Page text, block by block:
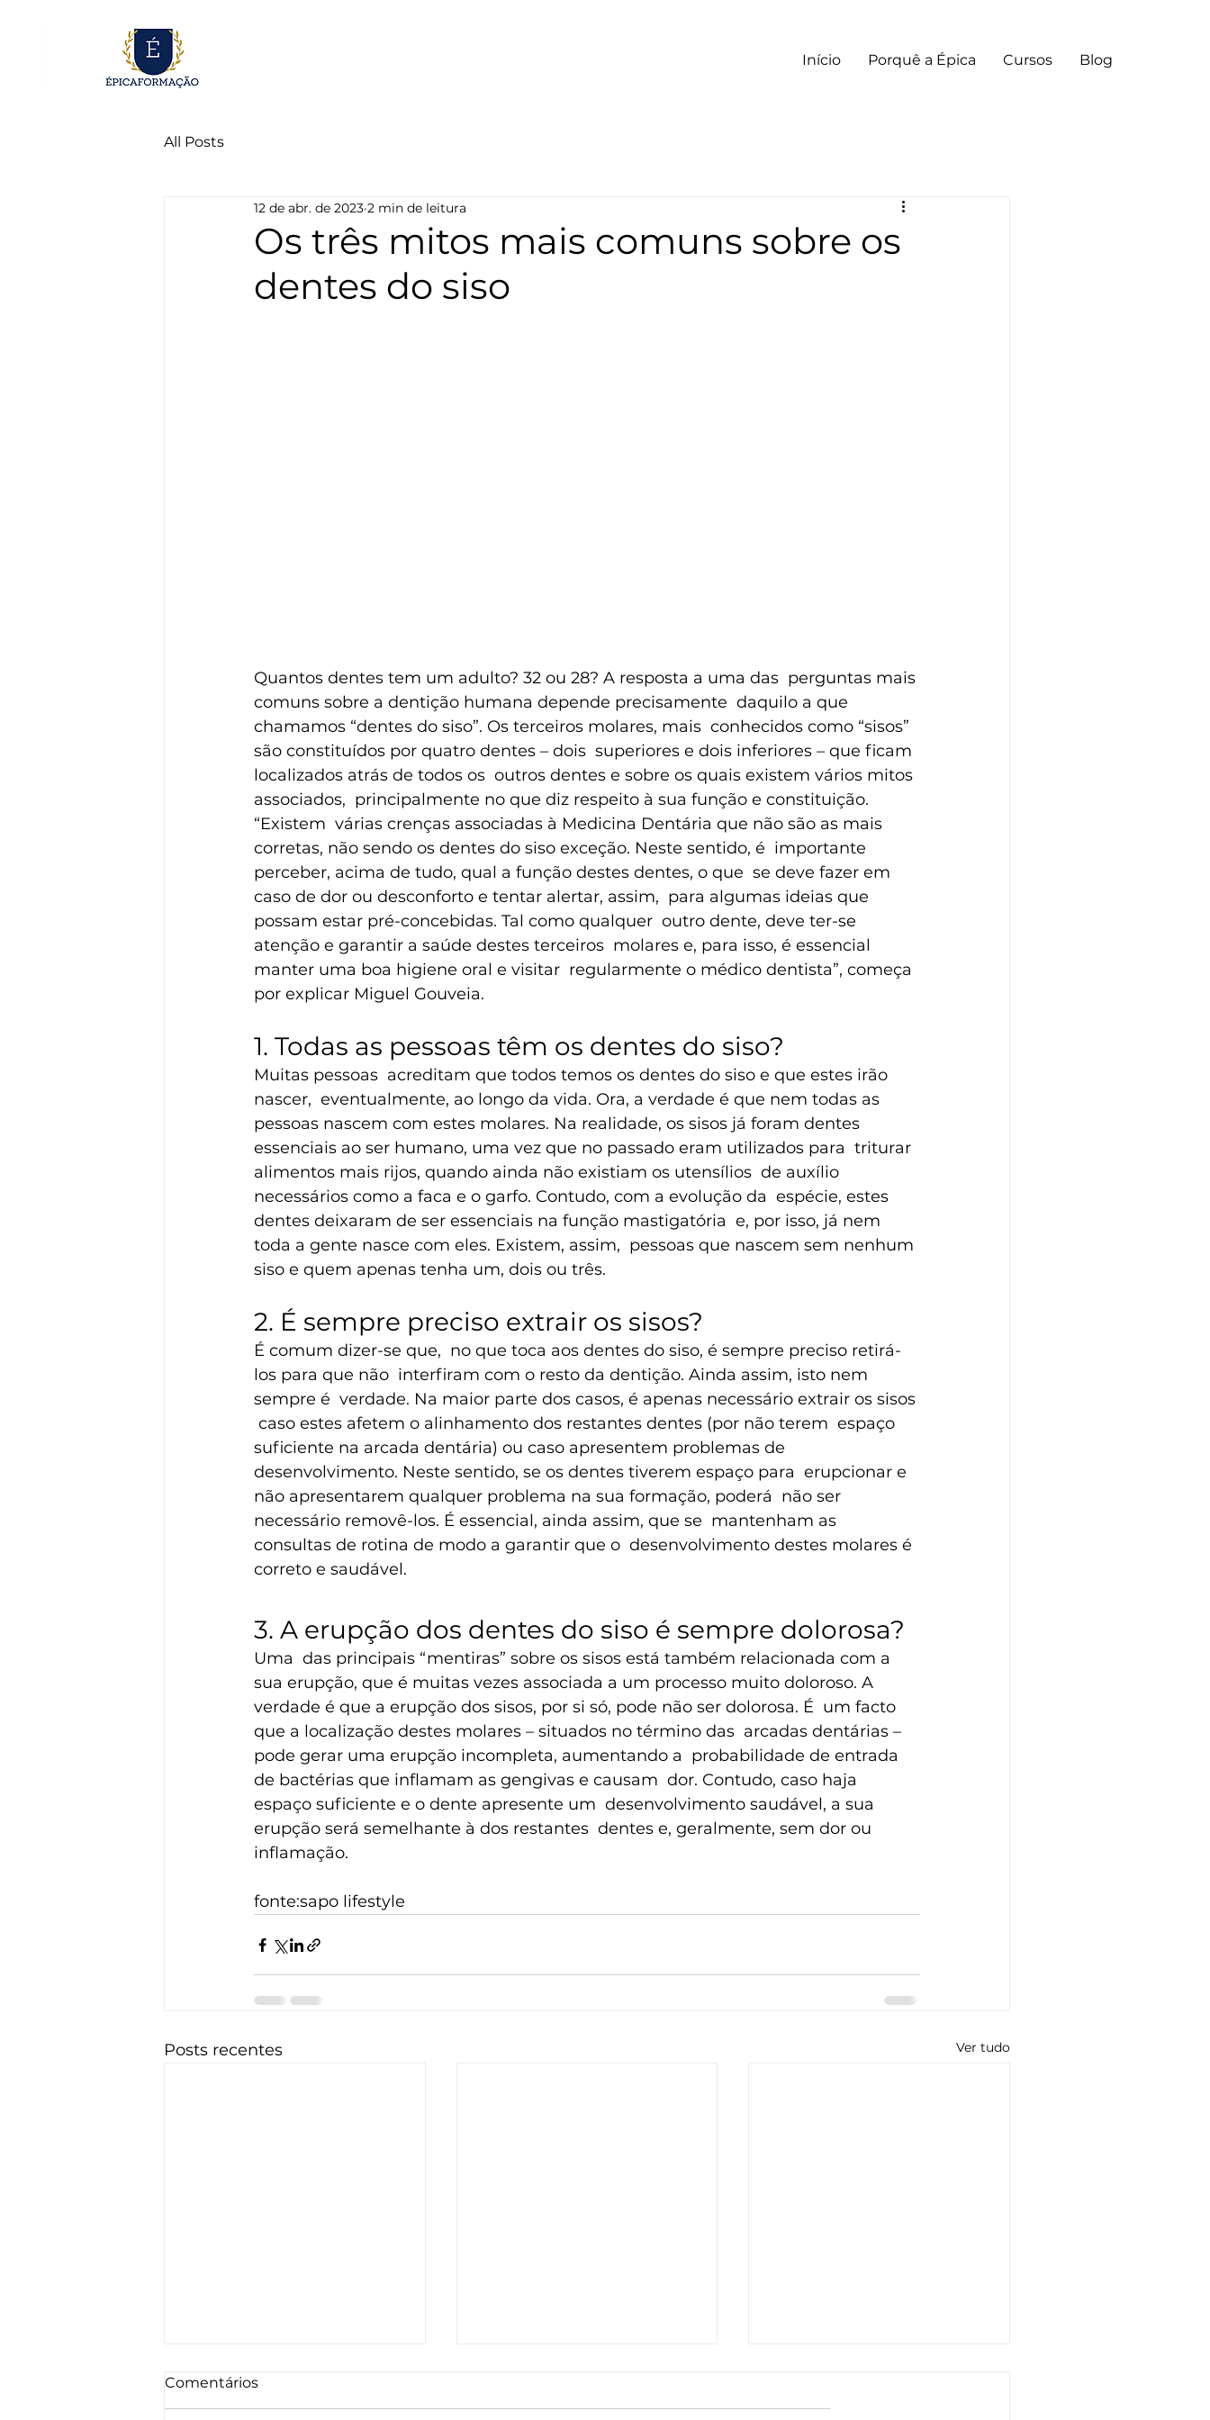
Início Porquê a Épica Cursos Blog
All Posts
Os três mitos mais comuns sobre os
dentes do siso
12 de abr. de 2023 2 min de leitura
Quantos dentes tem um adulto? 32 ou 28? A resposta a uma das  perguntas mais
comuns sobre a dentição humana depende precisamente  daquilo a que
chamamos “dentes do siso”. Os terceiros molares, mais  conhecidos como “sisos”
são constituídos por quatro dentes – dois  superiores e dois inferiores – que ficam
localizados atrás de todos os  outros dentes e sobre os quais existem vários mitos
associados,  principalmente no que diz respeito à sua função e constituição.
“Existem  várias crenças associadas à Medicina Dentária que não são as mais
corretas, não sendo os dentes do siso exceção. Neste sentido, é  importante
perceber, acima de tudo, qual a função destes dentes, o que  se deve fazer em
caso de dor ou desconforto e tentar alertar, assim,  para algumas ideias que
possam estar pré-concebidas. Tal como qualquer  outro dente, deve ter-se
atenção e garantir a saúde destes terceiros  molares e, para isso, é essencial
manter uma boa higiene oral e visitar  regularmente o médico dentista”, começa
por explicar Miguel Gouveia.
1. Todas as pessoas têm os dentes do siso?
Muitas pessoas  acreditam que todos temos os dentes do siso e que estes irão
nascer,  eventualmente, ao longo da vida. Ora, a verdade é que nem todas as
pessoas nascem com estes molares. Na realidade, os sisos já foram dentes
essenciais ao ser humano, uma vez que no passado eram utilizados para  triturar
alimentos mais rijos, quando ainda não existiam os utensílios  de auxílio
necessários como a faca e o garfo. Contudo, com a evolução da  espécie, estes
dentes deixaram de ser essenciais na função mastigatória  e, por isso, já nem
toda a gente nasce com eles. Existem, assim,  pessoas que nascem sem nenhum
siso e quem apenas tenha um, dois ou três.
2. É sempre preciso extrair os sisos?
É comum dizer-se que,  no que toca aos dentes do siso, é sempre preciso retirá-
los para que não  interfiram com o resto da dentição. Ainda assim, isto nem
sempre é  verdade. Na maior parte dos casos, é apenas necessário extrair os sisos
caso estes afetem o alinhamento dos restantes dentes (por não terem  espaço
suficiente na arcada dentária) ou caso apresentem problemas de
desenvolvimento. Neste sentido, se os dentes tiverem espaço para  erupcionar e
não apresentarem qualquer problema na sua formação, poderá  não ser
necessário removê-los. É essencial, ainda assim, que se  mantenham as
consultas de rotina de modo a garantir que o  desenvolvimento destes molares é
correto e saudável.
3. A erupção dos dentes do siso é sempre dolorosa?
Uma  das principais “mentiras” sobre os sisos está também relacionada com a
sua erupção, que é muitas vezes associada a um processo muito doloroso. A
verdade é que a erupção dos sisos, por si só, pode não ser dolorosa. É  um facto
que a localização destes molares – situados no término das  arcadas dentárias –
pode gerar uma erupção incompleta, aumentando a  probabilidade de entrada
de bactérias que inflamam as gengivas e causam  dor. Contudo, caso haja
espaço suficiente e o dente apresente um  desenvolvimento saudável, a sua
erupção será semelhante à dos restantes  dentes e, geralmente, sem dor ou
inflamação.
fonte:sapo lifestyle
Posts recentes Ver tudo
Comentários